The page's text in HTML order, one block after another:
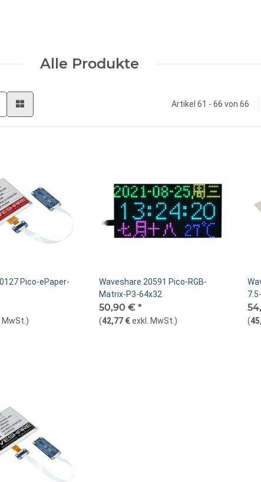
Alle Produkte
Artikel 61 - 66 von 66
Pico-ePaper-
MwSt. )
Waveshare 20591 Pico-RGB-
Matrix-P3-64x32
50,90 € *
(42,77 €exkl. MwSt. ) (